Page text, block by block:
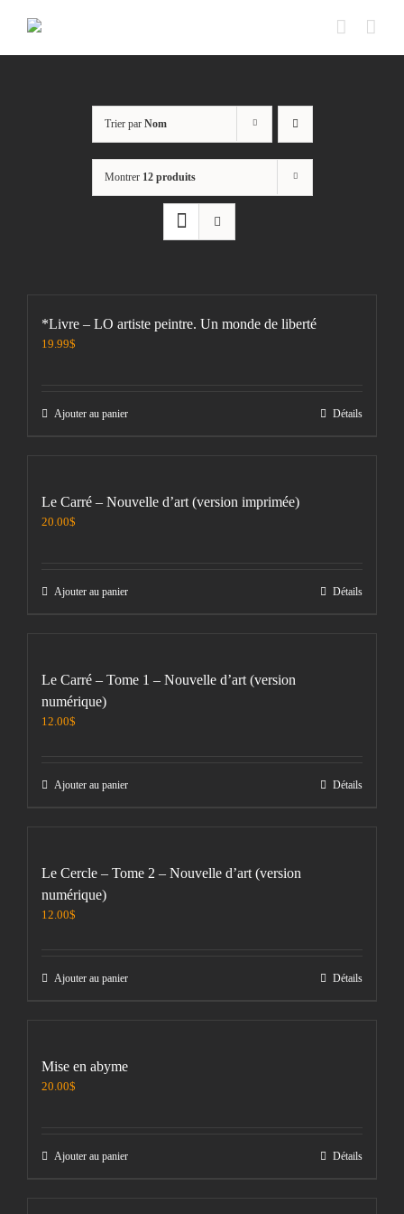
Trier par Nom
Montrer 12 produits
*Livre – LO artiste peintre. Un monde de liberté
19.99$
Ajouter au panier Détails
Le Carré – Nouvelle d’art (version imprimée)
20.00$
Ajouter au panier Détails
Le Carré – Tome 1 – Nouvelle d’art (version
numérique)
12.00$
Ajouter au panier Détails
Le Cercle – Tome 2 – Nouvelle d’art (version
numérique)
12.00$
Ajouter au panier Détails
Mise en abyme
20.00$
Ajouter au panier Détails